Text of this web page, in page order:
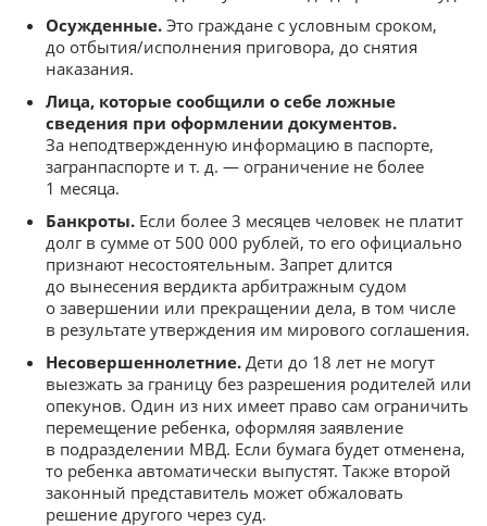
Осужденные. Это граждане с условным сроком,
до отбытия/исполнения приговора, до снятия
наказания.
Лица, которые сообщили о себе ложные
сведения при оформлении документов.
За неподтвержденную информацию в паспорте,
загранпаспорте и т. д. — ограничение не более
1 месяца.
Банкроты. Если более 3 месяцев человек не платит
долг в сумме от 500 000 рублей, то его официально
признают несостоятельным. Запрет длится
до вынесения вердикта арбитражным судом
о завершении или прекращении дела, в том числе
в результате утверждения им мирового соглашения.
Несовершеннолетние. Дети до 18 лет не могут
выезжать за границу без разрешения родителей или
опекунов. Один из них имеет право сам ограничить
перемещение ребенка, оформляя заявление
в подразделении МВД. Если бумага будет отменена,
то ребенка автоматически выпустят. Также второй
законный представитель может обжаловать
решение другого через суд.